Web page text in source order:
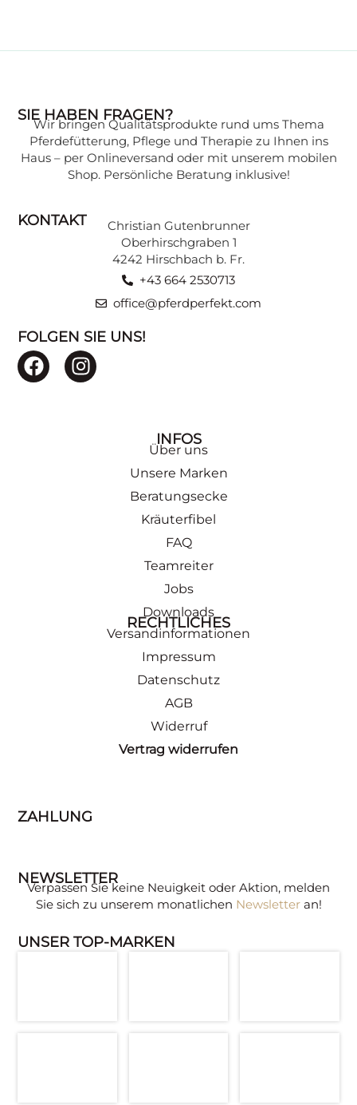
Wissen, das Ihr Pferd gesund hält:
Expertenwissen zu verschiedenen
Themen, verständlich erklärt, finden Sie in
unserer Beratungsecke.
ZU DEN BEITRÄGEN
SIE HABEN FRAGEN?
Wir bringen Qualitätsprodukte rund ums Thema
Pferdefütterung, Pflege und Therapie zu Ihnen ins
Haus – per Onlineversand oder mit unserem mobilen
Shop. Persönliche Beratung inklusive!
KONTAKT
Christian Gutenbrunner
Oberhirschgraben 1
4242 Hirschbach b. Fr.
+43 664 2530713
office@pferdperfekt.com
FOLGEN SIE UNS!
INFOS
Über uns
Unsere Marken
Beratungsecke
Kräuterfibel
FAQ
Teamreiter
Jobs
Downloads
RECHTLICHES
Versandinformationen
Impressum
Datenschutz
AGB
Widerruf
Vertrag widerrufen
ZAHLUNG
NEWSLETTER
Verpassen Sie keine Neuigkeit oder Aktion, melden
Sie sich zu unserem monatlichen Newsletteran!
UNSER TOP-MARKEN